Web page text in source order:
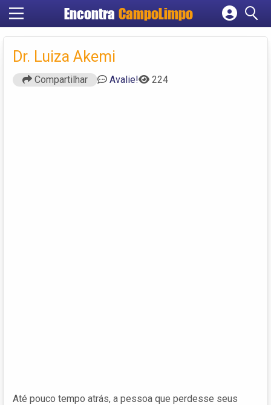
Encontra CampoLimpo
Cadastrar empresa
Dr. Luiza Akemi
Compartilhar Avalie! 224
Até pouco tempo atrás, a pessoa que perdesse seus